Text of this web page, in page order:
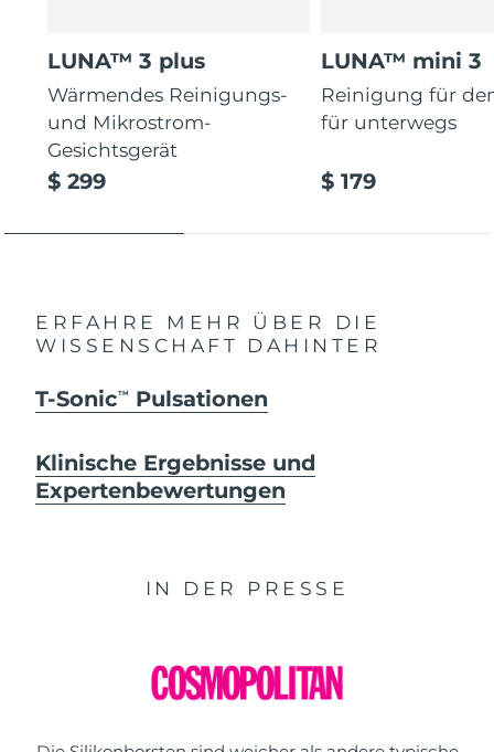
LUNA™ 3 plus
Wärmendes Reinigungs-
und Mikrostrom-
Gesichtsgerät
$ 299
LUNA™ mini 3
Reinigung für
für unterwegs
$ 179
ERFAHRE MEHR ÜBER DIE
WISSENSCHAFT DAHINTER
T-SonicTM Pulsationen
Klinische Ergebnisse und
Expertenbewertungen
IN DER PRESSE